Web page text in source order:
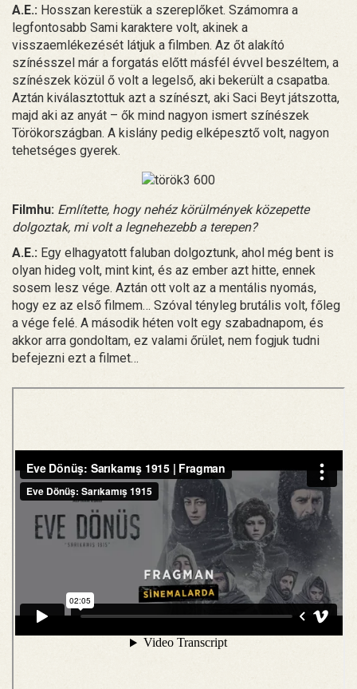
A.E.: Hosszan kerestük a szereplőket. Számomra a
legfontosabb Sami karaktere volt, akinek a
visszaemlékezését látjuk a filmben. Az őt alakító
színésszel már a forgatás előtt másfél évvel beszéltem, a
színészek közül ő volt a legelső, aki bekerült a csapatba.
Aztán kiválasztottuk azt a színészt, aki Saci Beyt játszotta,
majd aki az anyát – ők mind nagyon ismert színészek
Törökországban. A kislány pedig elképesztő volt, nagyon
tehetséges gyerek.
Filmhu: Említette, hogy nehéz körülmények közepette
dolgoztak, mi volt a legnehezebb a terepen?
A.E.: Egy elhagyatott faluban dolgoztunk, ahol még bent is
olyan hideg volt, mint kint, és az ember azt hitte, ennek
sosem lesz vége. Aztán ott volt az a mentális nyomás,
hogy ez az első filmem… Szóval tényleg brutális volt, főleg
a vége felé. A második héten volt egy szabadnapom, és
akkor arra gondoltam, ez valami őrület, nem fogjuk tudni
befejezni ezt a filmet…